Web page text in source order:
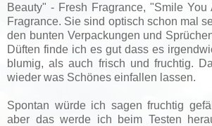
Beauty" - Fresh Fragrance, "Smile You
Fragrance. Sie sind optisch schon mal
den bunten Verpackungen und
Düften finde ich es gut dass es
blumig, als auch frisch und fruchtig.
wieder was Schönes einfallen lassen.
Spontan würde ich sagen fruchtig
aber das werde ich beim Testen